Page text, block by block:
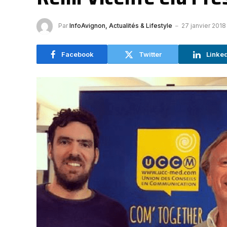
Par InfoAvignon, Actualités & Lifestyle 27 janvier 2018
Facebook Twitter